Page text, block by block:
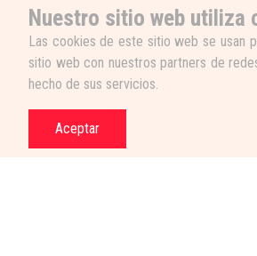
Nuestro sitio web utiliza
Las cookies de este sitio web se usan
sitio web con nuestros partners de
hecho de sus servicios.
Aceptar